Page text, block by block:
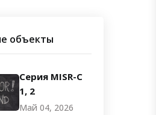
объекты
Серия MISR-C
1, 2
Май 04, 2026